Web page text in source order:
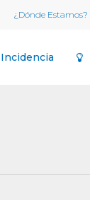
¿Dónde Estamos?
Incidencia